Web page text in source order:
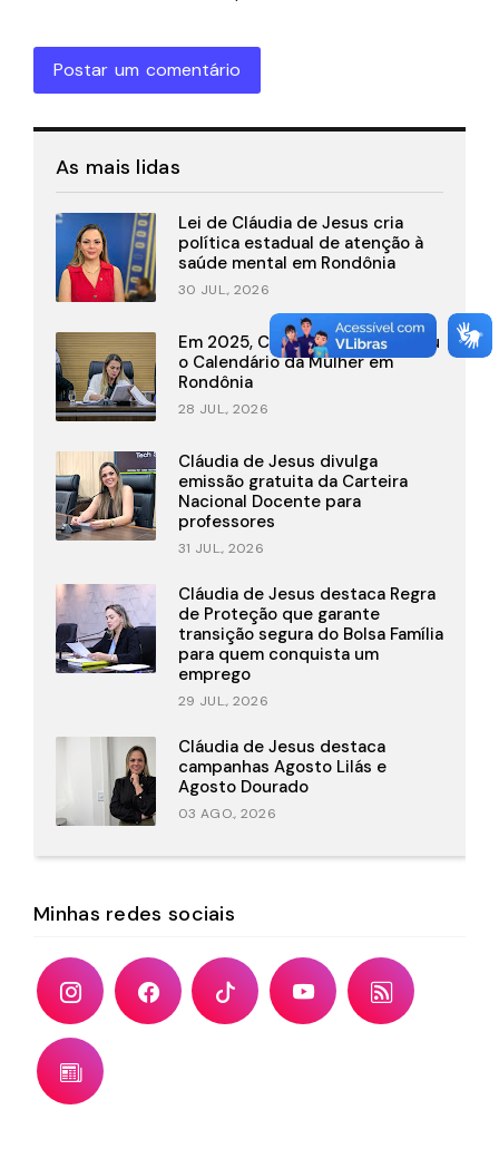
Postar um comentário
As mais lidas
Lei de Cláudia de Jesus cria
política estadual de atenção à
saúde mental em Rondônia
30 JUL., 2026
Em 2025, Cláudia de Jesus criou
o Calendário da Mulher em
Rondônia
28 JUL., 2026
Cláudia de Jesus divulga
emissão gratuita da Carteira
Nacional Docente para
professores
31 JUL., 2026
Cláudia de Jesus destaca Regra
de Proteção que garante
transição segura do Bolsa Família
para quem conquista um
emprego
29 JUL., 2026
Cláudia de Jesus destaca
campanhas Agosto Lilás e
Agosto Dourado
03 AGO., 2026
Minhas redes sociais